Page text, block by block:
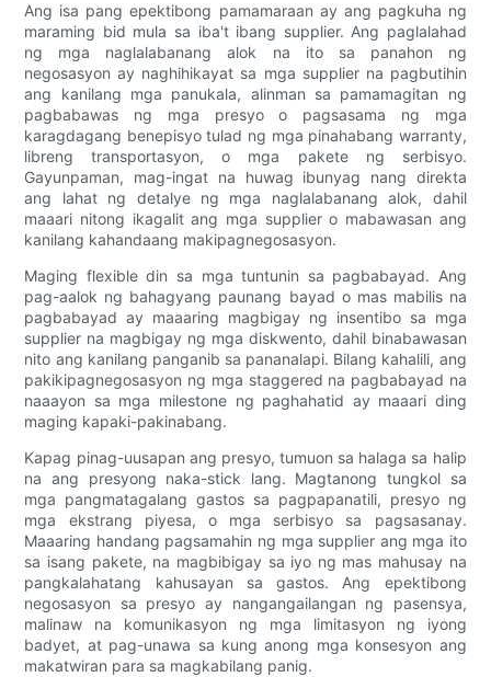
Ang isa pang epektibong pamamaraan ay ang pagkuha ng
maraming bid mula sa iba't ibang supplier. Ang paglalahad
ng mga naglalabanang alok na ito sa panahon ng
negosasyon ay naghihikayat sa mga supplier na pagbutihin
ang kanilang mga panukala, alinman sa pamamagitan ng
pagbabawas ng mga presyo o pagsasama ng mga
karagdagang benepisyo tulad ng mga pinahabang warranty,
libreng transportasyon, o mga pakete ng serbisyo.
Gayunpaman, mag-ingat na huwag ibunyag nang direkta
ang lahat ng detalye ng mga naglalabanang alok, dahil
maaari nitong ikagalit ang mga supplier o mabawasan ang
kanilang kahandaang makipagnegosasyon.
Maging flexible din sa mga tuntunin sa pagbabayad. Ang
pag-aalok ng bahagyang paunang bayad o mas mabilis na
pagbabayad ay maaaring magbigay ng insentibo sa mga
supplier na magbigay ng mga diskwento, dahil binabawasan
nito ang kanilang panganib sa pananalapi. Bilang kahalili, ang
pakikipagnegosasyon ng mga staggered na pagbabayad na
naaayon sa mga milestone ng paghahatid ay maaari ding
maging kapaki-pakinabang.
Kapag pinag-uusapan ang presyo, tumuon sa halaga sa halip
na ang presyong naka-stick lang. Magtanong tungkol sa
mga pangmatagalang gastos sa pagpapanatili, presyo ng
mga ekstrang piyesa, o mga serbisyo sa pagsasanay.
Maaaring handang pagsamahin ng mga supplier ang mga ito
sa isang pakete, na magbibigay sa iyo ng mas mahusay na
pangkalahatang kahusayan sa gastos. Ang epektibong
negosasyon sa presyo ay nangangailangan ng pasensya,
malinaw na komunikasyon ng mga limitasyon ng iyong
badyet, at pag-unawa sa kung anong mga konsesyon ang
makatwiran para sa magkabilang panig.